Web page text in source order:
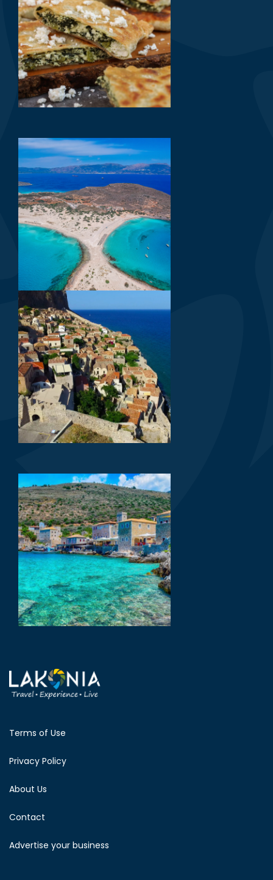
Terms of Use
Privacy Policy
About Us
Contact
Advertise your business